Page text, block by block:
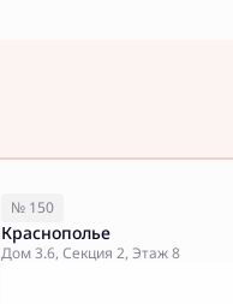
№ 150
Краснополье
Дом 3.6, Секция 2, Этаж 8